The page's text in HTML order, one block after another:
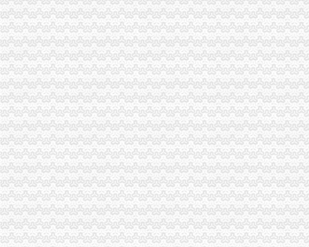
注册一般纳税人公司详细步骤,上海注册一般纳税人公司-上海经济开
北京审批一般纳税人公司注册代办条件
南京浦口区一般纳税人公司注册流程-中介代理-滨州媒网
增值税一般纳税人如何免费注册公司-律知识|华律网(
科技一般纳税人公司注册
浦口一般纳税人公司注册哪家好-中介代理-互动百科
工业园区一般纳税人公司注册要多久-商务服务-秦岛新闻资讯网
一般纳税人公司注册-广州58同城
一般纳税人公司注册_百度知道
北京一般纳税人公司注册【工商吧】_百度贴吧
一般纳税人公司注册下来要多少钱？-上海58同城
一般纳税人注册一般纳税人公司深圳公司注册代理做账工商年检
一般纳税人公司注册代理-商务服务
上海一般纳税人公司注册-商务服务-绍兴E网
供应苏州一般纳税人公司注册（图）-供应信息-环球经贸网
【一般纳税人公司注册】-会计服务-南京赶集网
小规模、一般纳税人公司注册_朗辉为你服务__杭州19楼